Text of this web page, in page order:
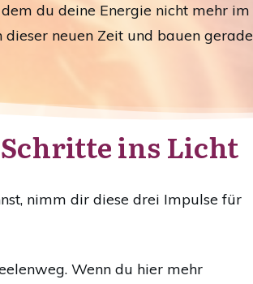
du deine Energie nicht mehr im
neuen Zeit und bauen gerade
ins Licht
nimm dir diese drei Impulse für
Wenn du hier mehr